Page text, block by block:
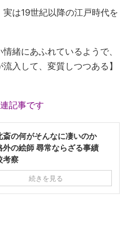
は19世紀以降の江戸時代を
緒にあふれているようで、
入して、変質しつつある】
記事です
斎の何がそんなに凄いのか
外の絵師 尋常ならざる事績
考察
続きを見る